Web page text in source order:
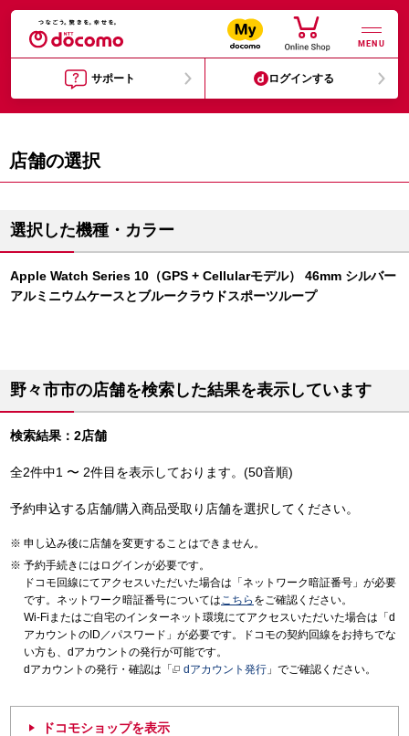
MENU
サポート ログインする
店舗の選択
選択した機種・カラー
Apple Watch Series 10（GPS + Cellularモデル） 46mm シルバー
アルミニウムケースとブルークラウドスポーツループ
野々市市の店舗を検索した結果を表示しています
検索結果：2店舗
全2件中1 〜 2件目を表示しております。(50音順)
予約申込する店舗/購入商品受取り店舗を選択してください。
申し込み後に店舗を変更することはできません。
予約手続きにはログインが必要です。
ドコモ回線にてアクセスいただいた場合は「ネットワーク暗証番号」が必要
です。ネットワーク暗証番号についてはこちら をご確認ください。
Wi-Fiまたはご自宅のインターネット環境にてアクセスいただいた場合は「d
アカウントのID／パスワード」が必要です。ドコモの契約回線をお持ちでな
い方も、dアカウントの発行が可能です。
dアカウントの発行・確認は「
dアカウント発行 」でご確認ください。
ドコモショップを表示